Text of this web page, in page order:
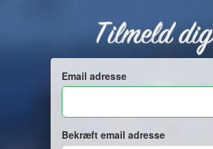
Tilmeld dig
Email adresse
Bekræft email adresse